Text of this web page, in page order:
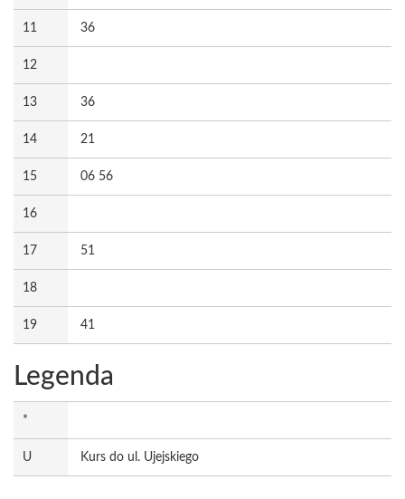
11 36
12
13 36
14 21
15 06 56
16
17 51
18
19 41
Legenda
*
U Kurs do ul. Ujejskiego